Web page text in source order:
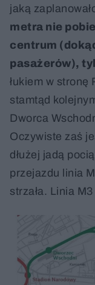
jaką
metra nie
centrum
pasażerów),
łukiem w stronę
stamtąd
Dworca
Oczywiste zaś
dłużej jadą
przejazdu linia
strzała. Linia